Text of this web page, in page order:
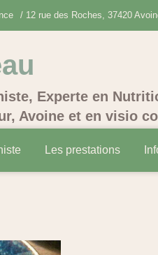
/ 12 rue des Roches, 37420
Experte en
Avoine et en visio
Les prestations